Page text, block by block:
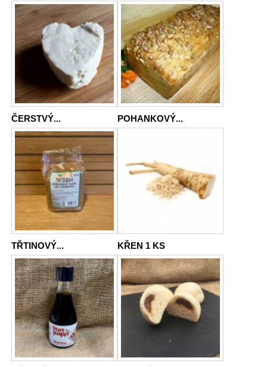
ČERSTVÝ... POHANKOVÝ...
TŘTINOVÝ... KŘEN 1 KS